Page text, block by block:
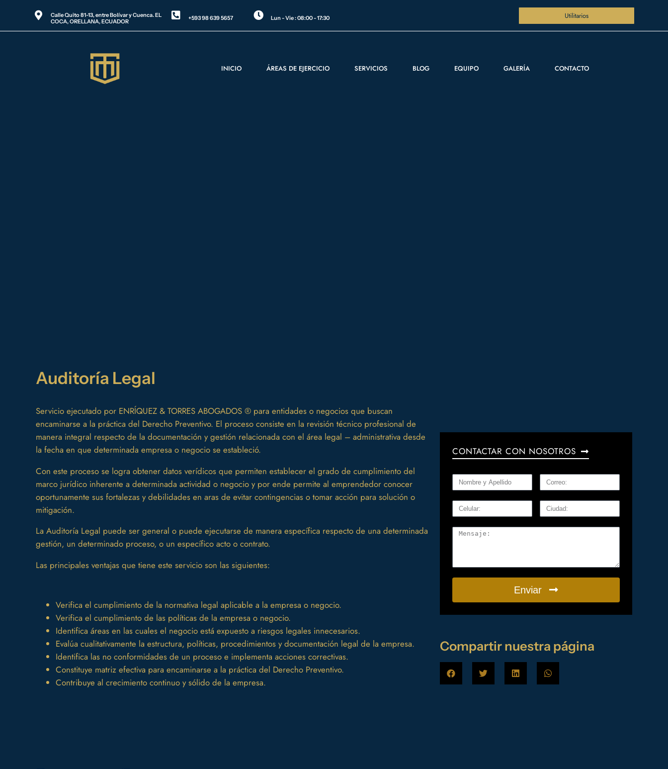
Calle Quito 81-13, entre Bolívar y Cuenca. EL
COCA, ORELLANA, ECUADOR
+593 98 639 5657 Lun - Vie : 08:00 - 17:30 Utilitarios
INICIO ÁREAS DE EJERCICIO SERVICIOS BLOG EQUIPO GALERÍA CONTACTO
Auditoría Legal
Servicio ejecutado por ENRÍQUEZ & TORRES ABOGADOS ® para entidades o negocios que buscan
encaminarse a la práctica del Derecho Preventivo. El proceso consiste en la revisión técnico profesional de
manera integral respecto de la documentación y gestión relacionada con el área legal – administrativa desde
la fecha en que determinada empresa o negocio se estableció.
Con este proceso se logra obtener datos verídicos que permiten establecer el grado de cumplimiento del
marco jurídico inherente a determinada actividad o negocio y por ende permite al emprendedor conocer
oportunamente sus fortalezas y debilidades en aras de evitar contingencias o tomar acción para solución o
mitigación.
La Auditoría Legal puede ser general o puede ejecutarse de manera específica respecto de una determinada
gestión, un determinado proceso, o un específico acto o contrato.
Las principales ventajas que tiene este servicio son las siguientes:
Verifica el cumplimiento de la normativa legal aplicable a la empresa o negocio.
Verifica el cumplimiento de las políticas de la empresa o negocio.
Identifica áreas en las cuales el negocio está expuesto a riesgos legales innecesarios.
Evalúa cualitativamente la estructura, políticas, procedimientos y documentación legal de la empresa.
Identifica las no conformidades de un proceso e implementa acciones correctivas.
Constituye matriz efectiva para encaminarse a la práctica del Derecho Preventivo.
Contribuye al crecimiento continuo y sólido de la empresa.
CONTACTAR CON NOSOTROS
Enviar
Compartir nuestra página